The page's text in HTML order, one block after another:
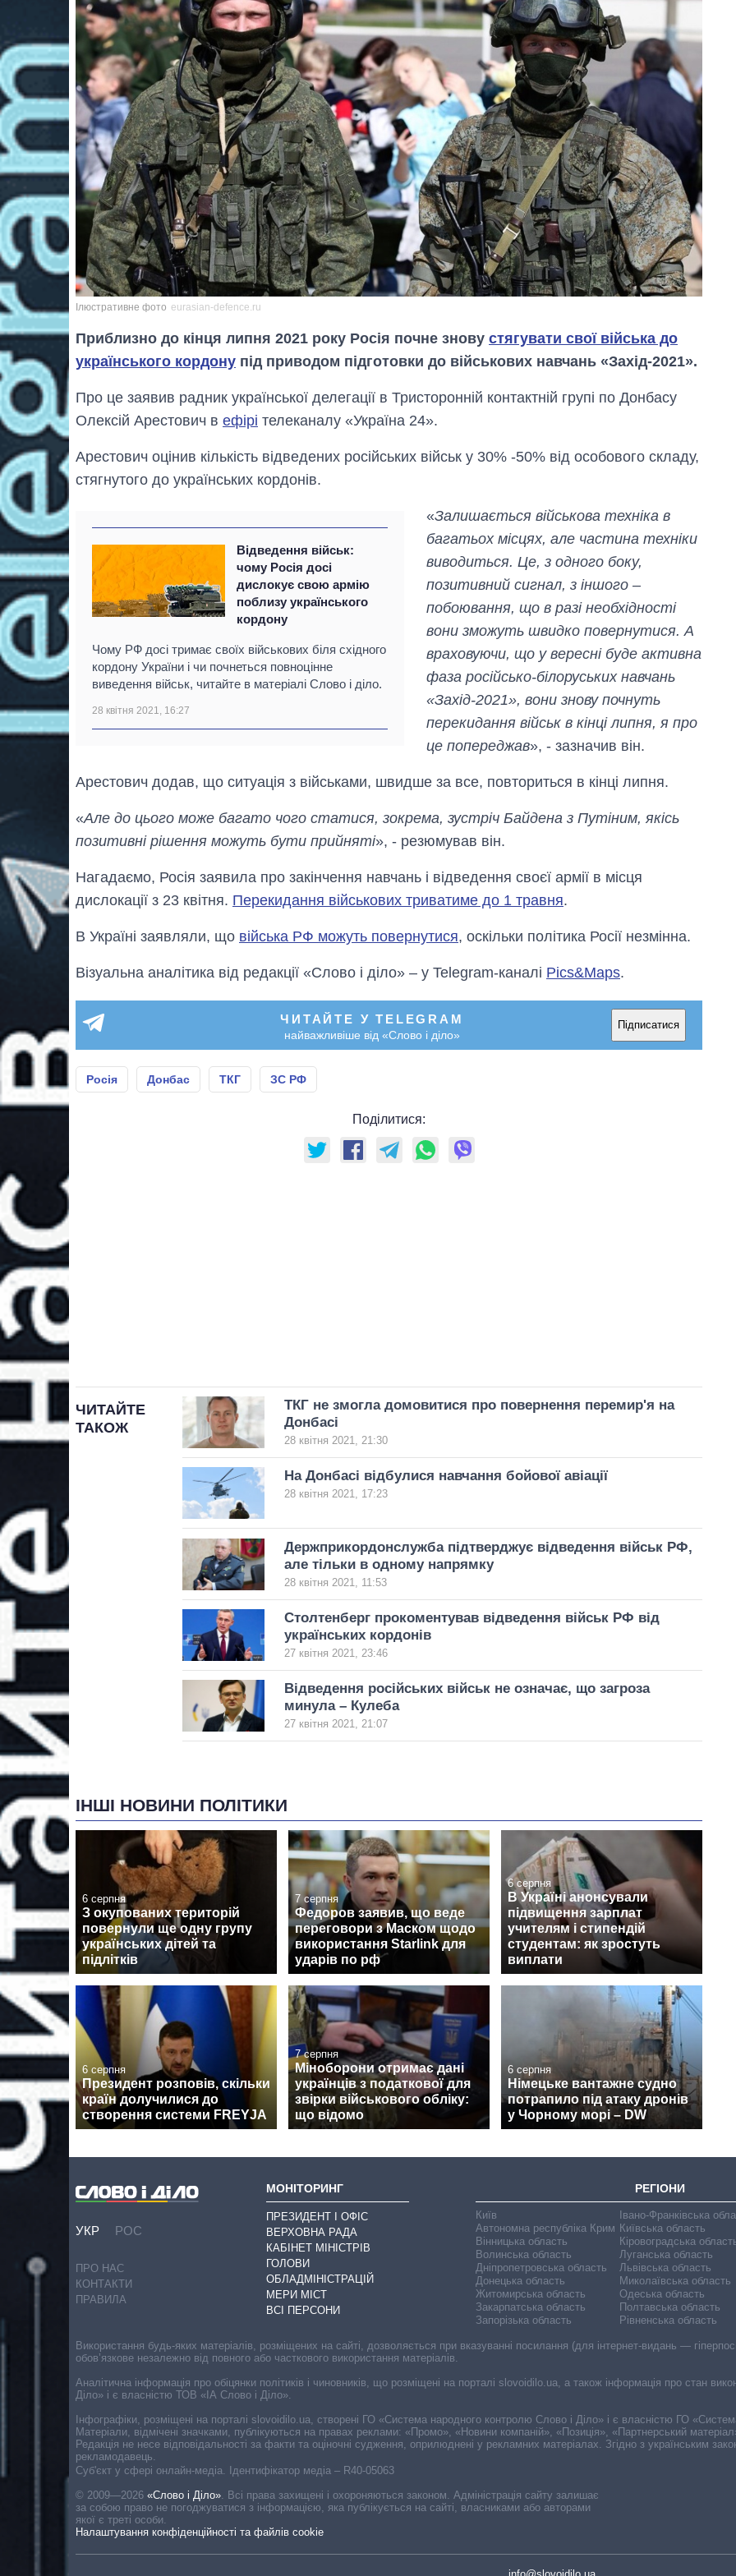
Ілюстративне фото eurasian-defence.ru
Приблизно до кінця липня 2021 року Росія почне знову стягувати свої війська до
українського кордону під приводом підготовки до військових навчань «Захід-2021».
Про це заявив радник української делегації в Тристоронній контактній групі по Донбасу
Олексій Арестович в ефірі телеканалу «Україна 24».
Арестович оцінив кількість відведених російських військ у 30% -50% від особового складу,
стягнутого до українських кордонів.
Відведення військ:
чому Росія досі
дислокує свою армію
поблизу українського
кордону
Чому РФ досі тримає своїх військових біля східного
кордону України і чи почнеться повноцінне
виведення військ, читайте в матеріалі Слово і діло.
28 квітня 2021, 16:27
«Залишається військова техніка в
багатьох місцях, але частина техніки
виводиться. Це, з одного боку,
позитивний сигнал, з іншого –
побоювання, що в разі необхідності
вони зможуть швидко повернутися. А
враховуючи, що у вересні буде активна
фаза російсько-білоруських навчань
«Захід-2021», вони знову почнуть
перекидання військ в кінці липня, я про
це попереджав», - зазначив він.
Арестович додав, що ситуація з військами, швидше за все, повториться в кінці липня.
«Але до цього може багато чого статися, зокрема, зустріч Байдена з Путіним, якісь
позитивні рішення можуть бути прийняті», - резюмував він.
Нагадаємо, Росія заявила про закінчення навчань і відведення своєї армії в місця
дислокації з 23 квітня. Перекидання військових триватиме до 1 травня.
В Україні заявляли, що війська РФ можуть повернутися, оскільки політика Росії незмінна.
Візуальна аналітика від редакції «Слово і діло» – у Telegram-каналі Pics&Maps.
ЧИТАЙТЕ У TELEGRAM
найважливіше від «Слово і діло»
Підписатися
Росія Донбас ТКГ ЗС РФ
Поділитися:
ЧИТАЙТЕ
ТАКОЖ
ТКГ не змогла домовитися про повернення перемир'я на
Донбасі
28 квітня 2021, 21:30
На Донбасі відбулися навчання бойової авіації
28 квітня 2021, 17:23
Держприкордонслужба підтверджує відведення військ РФ,
але тільки в одному напрямку
28 квітня 2021, 11:53
Столтенберг прокоментував відведення військ РФ від
українських кордонів
27 квітня 2021, 23:46
Відведення російських військ не означає, що загроза
минула – Кулеба
27 квітня 2021, 21:07
ІНШІ НОВИНИ ПОЛІТИКИ
6 серпня
З окупованих територій
повернули ще одну групу
українських дітей та
підлітків
7 серпня
Федоров заявив, що веде
переговори з Маском щодо
використання Starlink для
ударів по рф
6 серпня
В Україні анонсували
підвищення зарплат
учителям і стипендій
студентам: як зростуть
виплати
6 серпня
Президент розповів, скільки
країн долучилися до
створення системи FREYJA
7 серпня
Міноборони отримає дані
українців з податкової для
звірки військового обліку:
що відомо
6 серпня
Німецьке вантажне судно
потрапило під атаку дронів
у Чорному морі – DW
Економіка ШІ-
гігантів: скільки
коштують і
заробляють
OpenAI та
Anthropic
УКР РОС
ПРО НАС
КОНТАКТИ
ПРАВИЛА
МОНІТОРИНГ
ПРЕЗИДЕНТ І ОФІС
ВЕРХОВНА РАДА
КАБІНЕТ МІНІСТРІВ
ГОЛОВИ
ОБЛАДМІНІСТРАЦІЙ
МЕРИ МІСТ
ВСІ ПЕРСОНИ
РЕГІОНИ
Київ
Автономна республіка Крим
Вінницька область
Волинська область
Дніпропетровська область
Донецька область
Житомирська область
Закарпатська область
Запорізька область
Івано-Франківська
Київська область
Кіровоградська
Луганська область
Львівська область
Миколаївська область
Одеська область
Полтавська область
Рівненська область
Cуб'єкт у сфері онлайн-медіа. Ідентифікатор медіа – R40-05063
© 2009—2026 «Слово і Діло»
Всі права захищені і охороняються законом. Адміністрація сайту залишає
за собою право не погоджуватися з інформацією, яка публікується на сайті, власниками або авторами
якої є треті особи.
Налаштування конфіденційності та файлів cookie
Використання будь-яких матеріалів, розміщених на сайті, дозволяється при вказуванні посилання (для інтернет-видань —
обов’язкове незалежно від повного або часткового використання матеріалів.
Аналітична інформація про обіцянки політиків і чиновників, що розміщені на порталі slovoidilo.ua, а також інформація про стан
Діло» і є власністю ТОВ «ІА Слово і Діло».
Інфографіки, розміщені на порталі slovoidilo.ua, створені ГО «Система народного контролю Слово і Діло» і є власністю ГО
Матеріали, відмічені значками, публікуються на правах реклами: «Промо», «Новини компаній», «Позиція», «Партнерський
Редакція не несе відповідальності за факти та оціночні судження, оприлюднені у рекламних матеріалах. Згідно з українським
рекламодавець.